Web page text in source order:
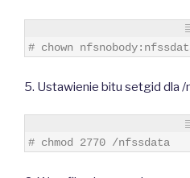
# chown
5. Ustawienie bitu setgid dla /
# chmod 2770 /nfssdata